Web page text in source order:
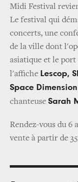
Midi Festival
Le festival qui
concerts, une
de la ville dont
asiatique et le
l'affiche Lescop,
Space
chanteuse Sarah
Rendez-vous du 6
vente à partir de